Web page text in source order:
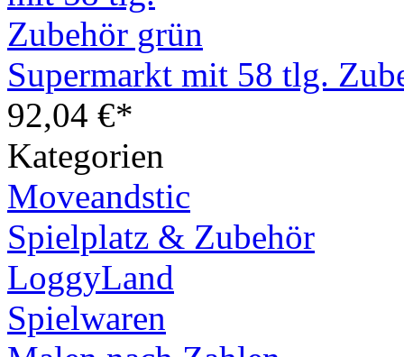
Supermarkt mit 58 tlg.
92,04 €*
Kategorien
Moveandstic
Spielplatz & Zubehör
LoggyLand
Spielwaren